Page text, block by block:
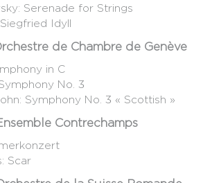
Serenade for Strings
Idyll
de Chambre de Genève
in C
No. 3
Symphony No. 3 « Scottish »
Contrechamps
Scar